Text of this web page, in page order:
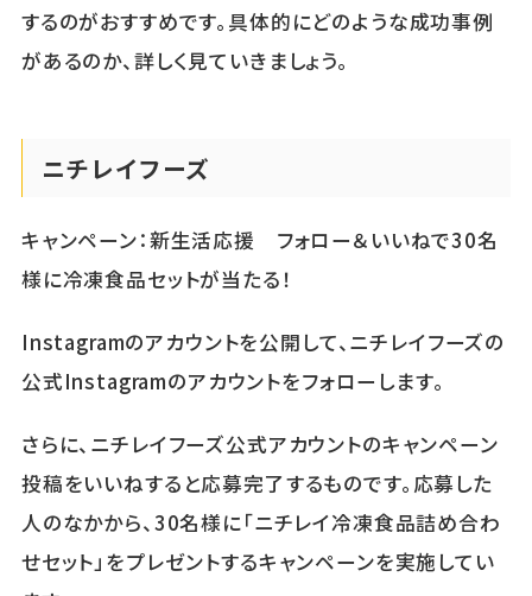
するのがおすすめです。具体的にどのような成功事例
があるのか、詳しく見ていきましょう。
ニチレイフーズ
キャンペーン：新生活応援 フォロー＆いいねで30名
様に冷凍食品セットが当たる！
Instagramのアカウントを公開して、ニチレイフーズの
公式Instagramのアカウントをフォローします。
さらに、ニチレイフーズ公式アカウントのキャンペーン
投稿をいいねすると応募完了するものです。応募した
人のなかから、30名様に「ニチレイ冷凍食品詰め合わ
せセット」をプレゼントするキャンペーンを実施してい